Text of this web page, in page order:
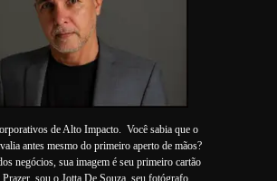
de Alto Impacto. Você sabia que o
antes mesmo do primeiro aperto de mãos?
negócios, sua imagem é seu primeiro cartão
sou o Jotta De Souza, seu fotógrafo